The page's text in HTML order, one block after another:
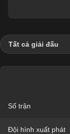
Tất cả giải đấu
Số trận
Đội hình xuất phát